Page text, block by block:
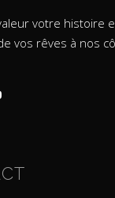
votre histoire
vos rêves à nos